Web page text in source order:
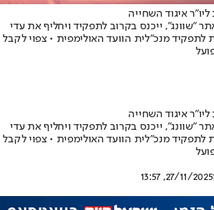
איגוד השחייה
"שוונג", ייכנס בקרוב לתפקיד ויחליף את עדי
לתפקיד מנכ"לית הוועד האולימפית • צפוי לקבל
איגוד השחייה
"שוונג", ייכנס בקרוב לתפקיד ויחליף את עדי
לתפקיד מנכ"לית הוועד האולימפית • צפוי לקבל
27/11/2025, 13:57